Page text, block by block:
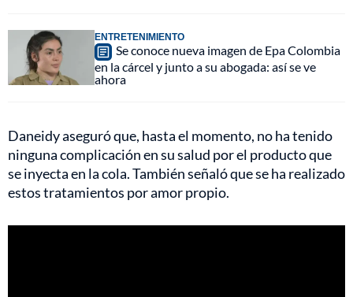
ENTRETENIMIENTO
Se conoce nueva imagen de Epa Colombia
en la cárcel y junto a su abogada: así se ve
ahora
Daneidy aseguró que, hasta el momento, no ha tenido
ninguna complicación en su salud por el producto que
se inyecta en la cola. También señaló que se ha realizado
estos tratamientos por amor propio.